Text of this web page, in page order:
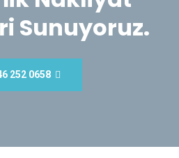
Sunuyoruz.
252 0658